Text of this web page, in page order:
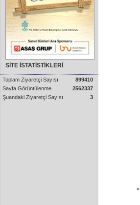
SİTE İSTATİSTİKLERİ
Toplam Ziyaretçi Sayısı
899410
Sayfa Görüntülenme
2562337
Şuandaki Ziyaretçi Sayısı
3